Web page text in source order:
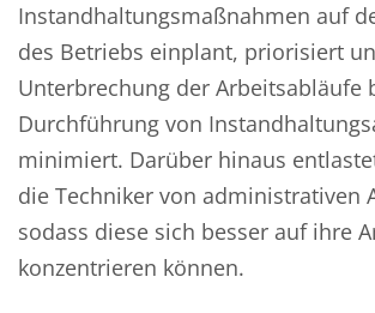
Instandhaltungsmaßnahmen auf
des Betriebs einplant, priorisiert
Unterbrechung der Arbeitsabläufe
Durchführung von
minimiert. Darüber hinaus
die Techniker von administrativen
sodass diese sich besser auf ihre
konzentrieren können.